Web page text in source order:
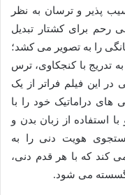
پذیر و ترسان به نظر
رحم برای کشتار تبدیل
را به تصویر می کشد؛
تدریج با کنجکاوی، ترس
این فیلم فراتر از یک
دراماتیک خود را با
استفاده از زبان بدن و
هویت دنی را به
کند که با هر قدم دنی،
گسسته می شود.